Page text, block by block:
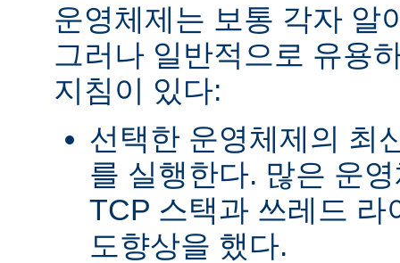
운영체제는 보통 각자 알
그러나 일반적으로 유용
지침이 있다:
선택한 운영체제의 최
를 실행한다. 많은 운
TCP 스택과 쓰레드 라
도향상을 했다.